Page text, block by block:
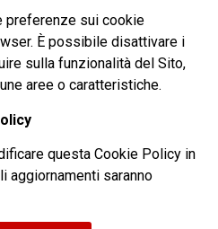
preferenze sui cookie
È possibile disattivare i
sulla funzionalità del Sito,
aree o caratteristiche.
questa Cookie Policy in
aggiornamenti saranno